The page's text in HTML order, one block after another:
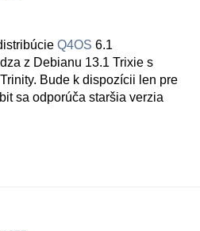
Q4OS 6.1
z Debianu 13.1 Trixie s
Bude k dispozícii len pre
sa odporúča staršia verzia